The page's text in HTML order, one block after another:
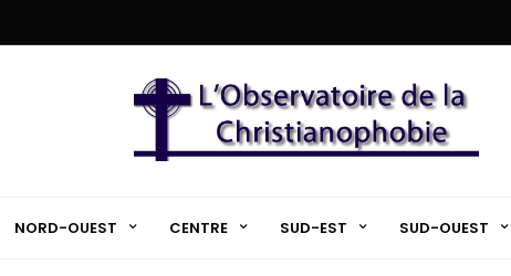
NORD-OUEST CENTRE SUD-EST SUD-OUEST